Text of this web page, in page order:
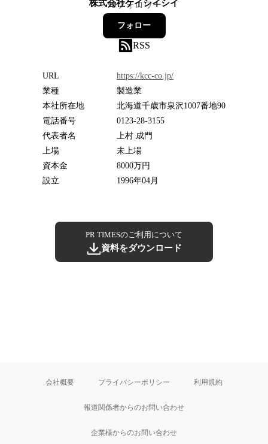
株式会社ケイシイシイ
79フォロワー
フォロー
RSS
URL
https://kcc-co.jp/
業種
製造業
本社所在地
北海道千歳市泉沢1007番地90
電話番号
0123-28-3155
代表者名
上村 成門
上場
未上場
資本金
8000万円
設立
1996年04月
PR TIMESのご利用について
資料をダウンロード
会社概要 プライバシーポリシー 利用規約
報道関係者からのお問い合わせ
企業様からのお問い合わせ